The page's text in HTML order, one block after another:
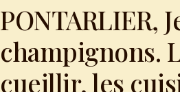
PONTARLIER,
champignons.
cueillir, les